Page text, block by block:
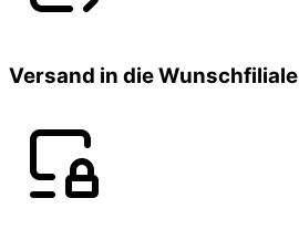
Versand in die Wunschfiliale